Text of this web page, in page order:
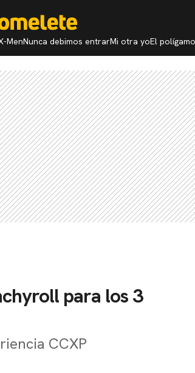
MenNunca debimos entrarMi otra yoEl polígamo
para los 3
CCXP